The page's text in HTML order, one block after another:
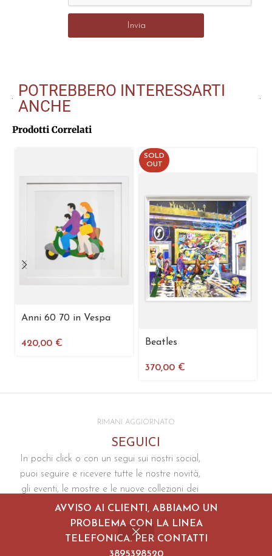
AVVISO AI CLIENTI, ABBIAMO UN
PROBLEMA CON LA LINEA
TELEFONICA. PER CONTATTI
Invia
POTREBBERO INTERESSARTI
ANCHE
Prodotti Correlati
Anni 60 70 in Vespa
420,00 €
SOLD
OUT
Beatles
370,00 €
RIMANI AGGIORNATO
SEGUICI
In pochi click o con un segui sui nostri social,
puoi seguire e ricevere tutte le nostre novità,
gli eventi, le mostre e le nuove collezioni dei
prodotti